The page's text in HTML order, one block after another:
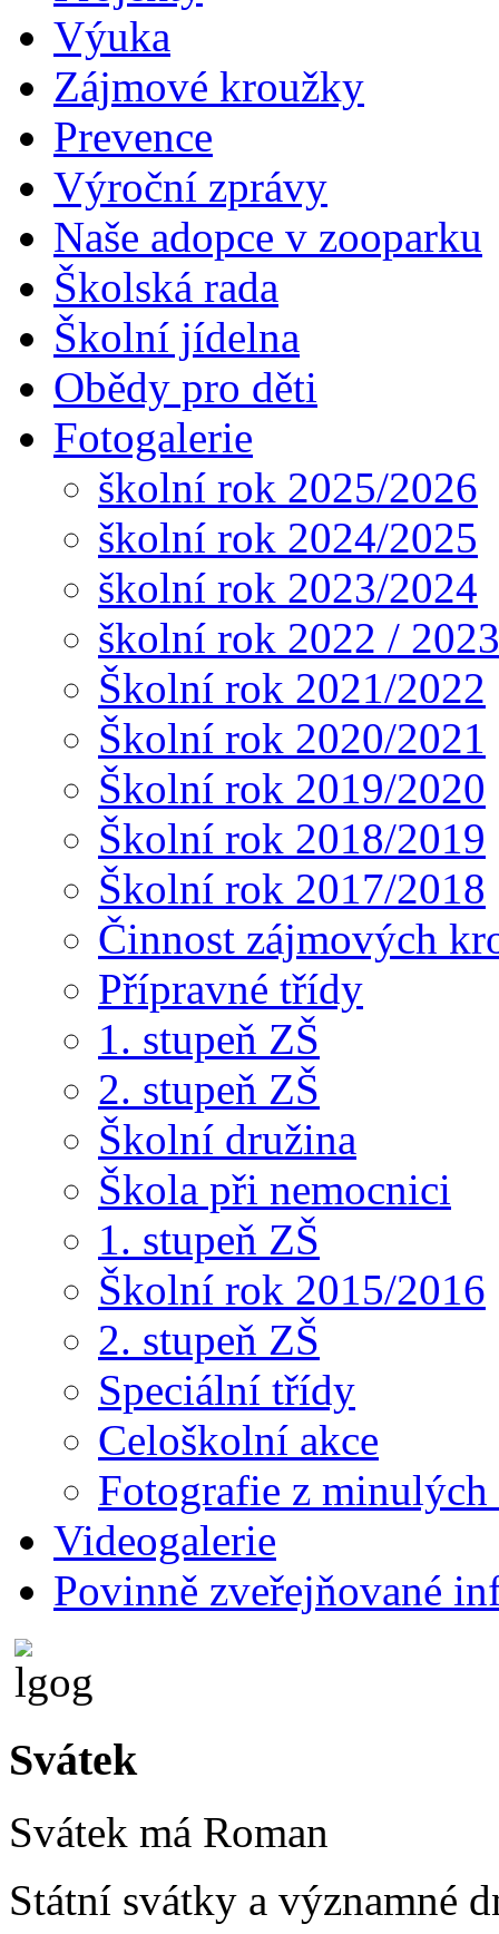
Výuka
Zájmové kroužky
Prevence
Výroční zprávy
Naše adopce v zooparku
Školská rada
Školní jídelna
Obědy pro děti
Fotogalerie
školní rok 2025/2026
školní rok 2024/2025
školní rok 2023/2024
školní rok 2022 / 2023
Školní rok 2021/2022
Školní rok 2020/2021
Školní rok 2019/2020
Školní rok 2018/2019
Školní rok 2017/2018
Činnost zájmových
Přípravné třídy
1. stupeň ZŠ
2. stupeň ZŠ
Školní družina
Škola při nemocnici
1. stupeň ZŠ
Školní rok 2015/2016
2. stupeň ZŠ
Speciální třídy
Celoškolní akce
Fotografie z minulých
Videogalerie
Povinně zveřejňované
Svátek
Svátek má Roman
Státní svátky a významné